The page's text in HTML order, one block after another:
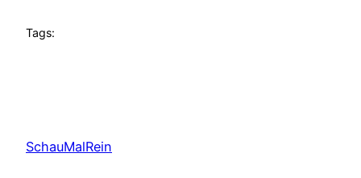
Tags:
SchauMalRein